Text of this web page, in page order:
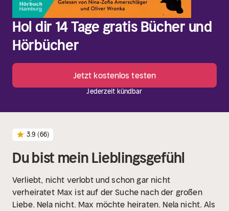
Hol dir 14 Tage gratis Bücher und
Hörbücher
Jetzt kostenlos testen
Jederzeit kündbar
3.9 (66)
Du bist mein Lieblingsgefühl
Verliebt, nicht verlobt und schon gar nicht
verheiratet Max ist auf der Suche nach der großen
Liebe. Nela nicht. Max möchte heiraten. Nela nicht. Als